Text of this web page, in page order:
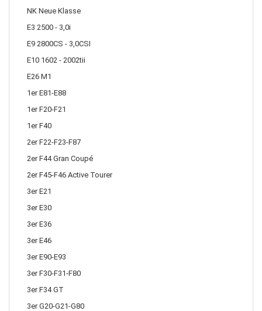
NK Neue Klasse
E3 2500 - 3,0i
E9 2800CS - 3,0CSI
E10 1602 - 2002tii
E26 M1
1er E81-E88
1er F20-F21
1er F40
2er F22-F23-F87
2er F44 Gran Coupé
2er F45-F46 Active Tourer
3er E21
3er E30
3er E36
3er E46
3er E90-E93
3er F30-F31-F80
3er F34 GT
3er G20-G21-G80